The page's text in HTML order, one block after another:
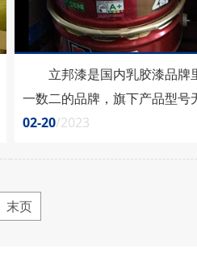
立邦漆是国内乳胶漆品牌
一数二的品牌，旗下产品型号
数。立邦净味120内墙乳胶漆是
深受广大消费者好评。相信大
于立邦净味120的价格也比较关
02-20/2023
末页